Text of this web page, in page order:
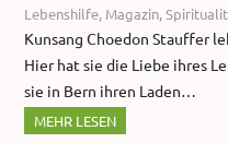
Lebenshilfe, Magazin,
Kunsang Choedon Stauffer
Hier hat sie die Liebe ihres
sie in Bern ihren Laden…
MEHR LESEN